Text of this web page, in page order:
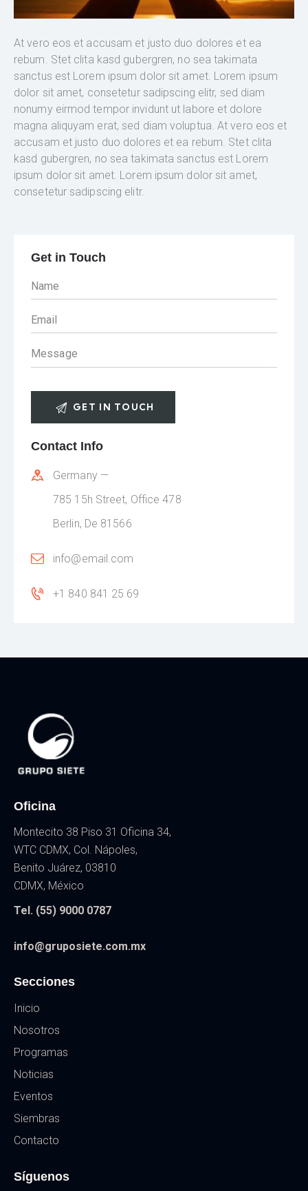
At vero eos et accusam et justo duo dolores et ea
rebum. Stet clita kasd gubergren, no sea takimata
sanctus est Lorem ipsum dolor sit amet. Lorem ipsum
dolor sit amet, consetetur sadipscing elitr, sed diam
nonumy eirmod tempor invidunt ut labore et dolore
magna aliquyam erat, sed diam voluptua. At vero eos et
accusam et justo duo dolores et ea rebum. Stet clita
kasd gubergren, no sea takimata sanctus est Lorem
ipsum dolor sit amet. Lorem ipsum dolor sit amet,
consetetur sadipscing elitr.
Get in Touch
Contact Info
Germany —
785 15h Street, Office 478
Berlin, De 81566
info@email.com
+1 840 841 25 69
Oficina
Montecito 38 Piso 31 Oficina 34,
WTC CDMX, Col. Nápoles,
Benito Juárez, 03810
CDMX, México
Tel. (55) 9000 0787
info@gruposiete.com.mx
Secciones
Inicio
Nosotros
Programas
Noticias
Eventos
Siembras
Contacto
Síguenos